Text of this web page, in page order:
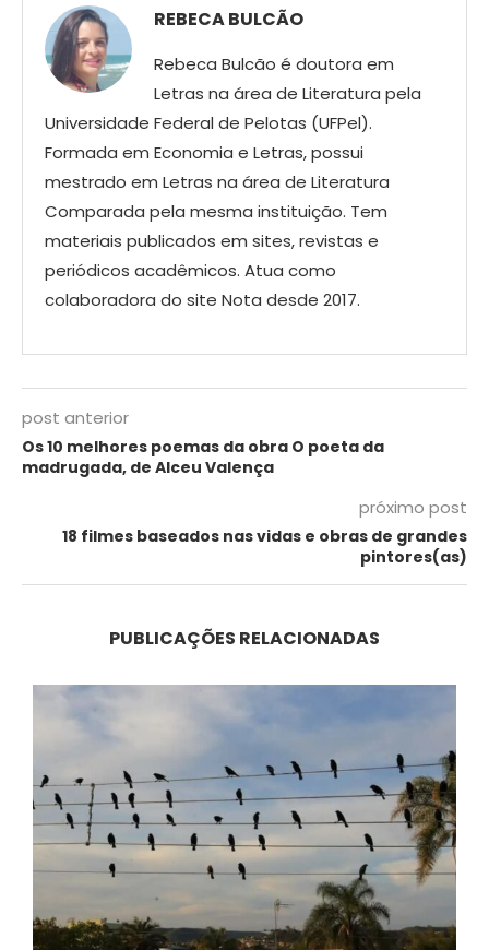
REBECA BULCÃO
Rebeca Bulcão é doutora em
Letras na área de Literatura pela
Universidade Federal de Pelotas (UFPel).
Formada em Economia e Letras, possui
mestrado em Letras na área de Literatura
Comparada pela mesma instituição. Tem
materiais publicados em sites, revistas e
periódicos acadêmicos. Atua como
colaboradora do site Nota desde 2017.
post anterior
Os 10 melhores poemas da obra O poeta da
madrugada, de Alceu Valença
próximo post
18 filmes baseados nas vidas e obras de grandes
pintores(as)
PUBLICAÇÕES RELACIONADAS